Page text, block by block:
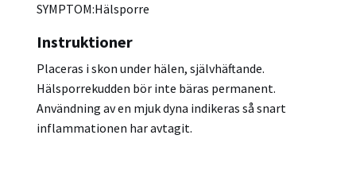
SYMPTOM:Hälsporre
Instruktioner
Placeras i skon under hälen, självhäftande.
Hälsporrekudden bör inte bäras permanent.
Användning av en mjuk dyna indikeras så snart
inflammationen har avtagit.